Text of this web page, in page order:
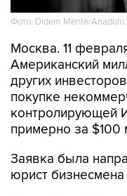
Фото: Didem Mente/Anadolu
Москва. 11
Американский
других
покупке
контролирующей
примерно за $100
Заявка была
юрист